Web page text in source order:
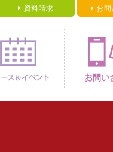
資料請求 お
ニュース＆